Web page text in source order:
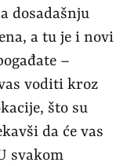
dosadašnju
a tu je i novi
–
voditi kroz
što su
da će vas
svakom